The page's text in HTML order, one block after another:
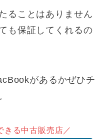
ることはありません
も保証してくれるの
があるかぜひチ
きる中古販売店／